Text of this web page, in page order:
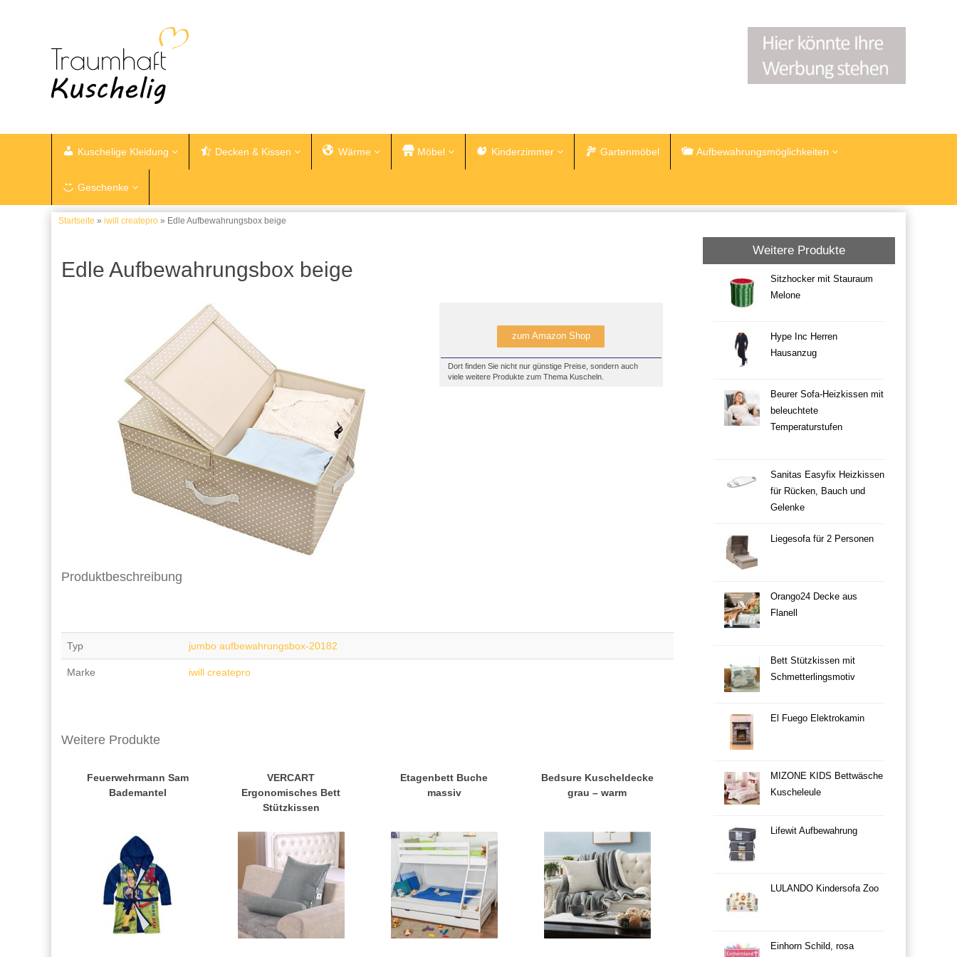
Kuschelige Kleidung Decken & Kissen Wärme Möbel Kinderzimmer Gartenmöbel Aufbewahrungsmöglichkeiten
Geschenke
Startseite » iwill createpro » Edle Aufbewahrungsbox beige
Edle Aufbewahrungsbox beige
zum Amazon Shop
Dort finden Sie nicht nur günstige Preise, sondern auch
viele weitere Produkte zum Thema Kuscheln.
Produktbeschreibung
Typ jumbo aufbewahrungsbox-20182
Marke iwill createpro
Weitere Produkte
Feuerwehrmann Sam
Bademantel
VERCART
Ergonomisches Bett
Stützkissen
Etagenbett Buche
massiv
Bedsure Kuscheldecke
grau – warm
Weitere Produkte
Sitzhocker mit Stauraum
Melone
Hype Inc Herren
Hausanzug
Beurer Sofa-Heizkissen mit
beleuchtete
Temperaturstufen
Sanitas Easyfix Heizkissen
für Rücken, Bauch und
Gelenke
Liegesofa für 2 Personen
Orango24 Decke aus
Flanell
Bett Stützkissen mit
Schmetterlingsmotiv
El Fuego Elektrokamin
MIZONE KIDS Bettwäsche
Kuscheleule
Lifewit Aufbewahrung
LULANDO Kindersofa Zoo
Einhorn Schild, rosa